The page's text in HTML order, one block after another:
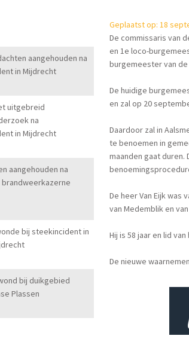
aangehouden na
in Mijdrecht
uitgebreid
na
in Mijdrecht
aangehouden na
brandweerkazerne
bij steekincident in
bij duikgebied
Plassen
Geplaatst op: 18
De commissaris van
en 1e loco-
burgemeester van
De huidige
en zal op 20
Daardoor zal in
te benoemen in
maanden gaat
De heer Van Eijk was
van Medemblik en
Hij is 58 jaar en lid van
De nieuwe